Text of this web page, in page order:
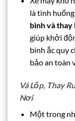
là tình
bình và
giúp khởi
bình ắc quy
bảo an toàn
Vá Lốp, Thay
Nơi
Một trong